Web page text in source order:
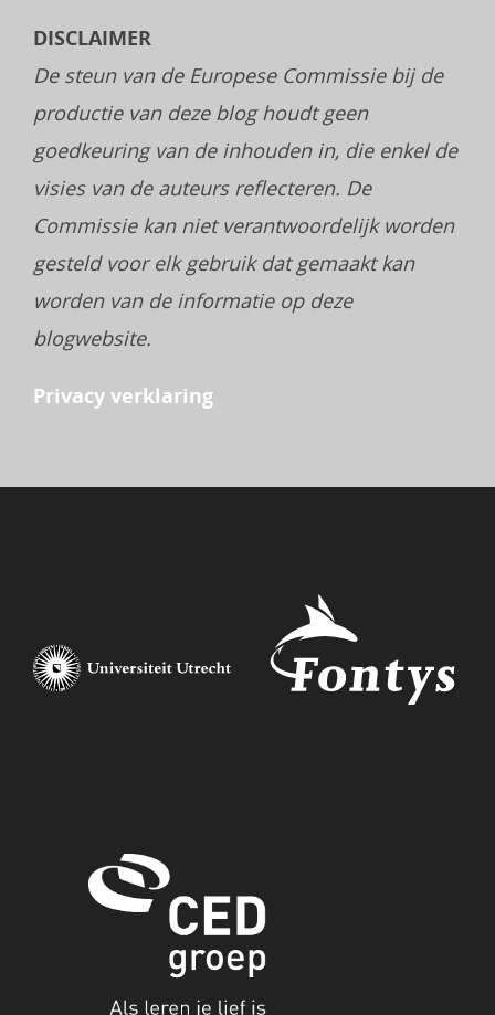
DISCLAIMER
De steun van de Europese Commissie bij de
productie van deze blog houdt geen
goedkeuring van de inhouden in, die enkel de
visies van de auteurs reflecteren. De
Commissie kan niet verantwoordelijk worden
gesteld voor elk gebruik dat gemaakt kan
worden van de informatie op deze
blogwebsite.
Privacy verklaring